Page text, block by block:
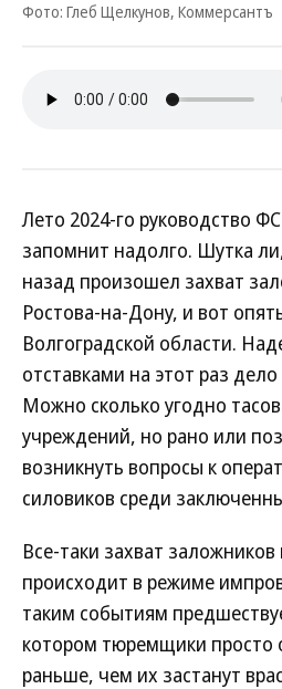
Фото: Глеб Щелкунов, Коммерсантъ
Лето 2024-го руководство
запомнит надолго. Шутка
назад произошел захват
Ростова-на-Дону, и вот
Волгоградской области.
отставками на этот раз
Можно сколько угодно
учреждений, но рано или
возникнуть вопросы к
силовиков среди
Все-таки захват заложников
происходит в режиме
таким событиям
котором тюремщики просто
раньше, чем их застанут